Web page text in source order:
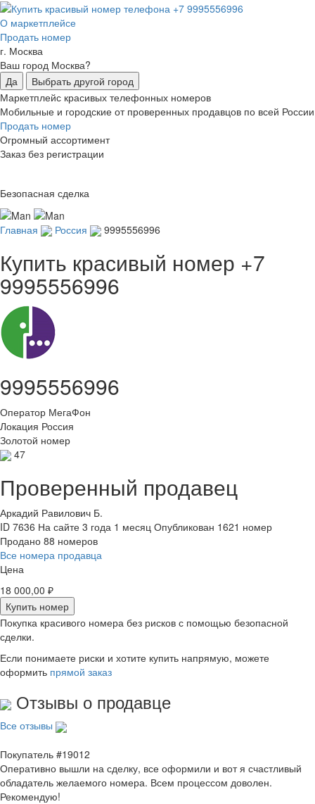
О маркетплейсе
Продать номер
г. Москва
Ваш город Москва?
Да
Выбрать другой город
Маркетплейс красивых телефонных номеров
Мобильные и городские от проверенных продавцов по всей России
Продать номер
Огромный ассортимент
Заказ без регистрации
Безопасная сделка
Главная Россия 9995556996
Купить красивый номер +7
9995556996
9995556996
Оператор МегаФон
Локация Россия
Золотой номер
47
Проверенный продавец
Аркадий Равилович Б.
ID 7636 На сайте 3 года 1 месяц Опубликован 1621 номер
Продано 88 номеров
Все номера продавца
Цена
18 000,00 ₽
Купить номер
Покупка красивого номера без рисков с помощью безопасной
сделки.
Если понимаете риски и хотите купить напрямую, можете
оформить прямой заказ
Отзывы о продавце
Все отзывы
Покупатель #19012
Оперативно вышли на сделку, все оформили и вот я счастливый
обладатель желаемого номера. Всем процессом доволен.
Рекомендую!